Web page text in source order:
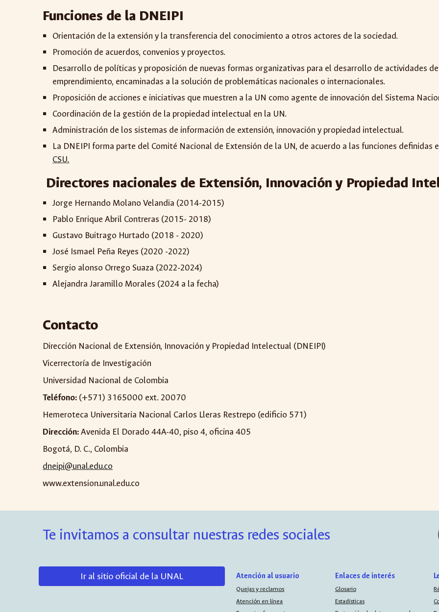
Funciones de la DNEIPI
Orientación de la extensión y la transferencia del conocimiento a otros actores de la sociedad.
Promoción de acuerdos, convenios y proyectos.
Desarrollo de políticas y proposición de nuevas formas organizativas para el desarrollo de actividades
emprendimiento, encaminadas a la solución de problemáticas nacionales o internacionales.
Proposición de acciones e iniciativas que muestren a la UN como agente de innovación del Sistema
Coordinación de la gestión de la propiedad intelectual en la UN.
Administración de los sistemas de información de extensión, innovación y propiedad intelectual.
La DNEIPI forma parte del Comité Nacional de Extensión de la UN, de acuerdo a las funciones
CSU.
Directores nacionales de Extensión, Innovación y Propiedad
Jorge Hernando Molano Velandia (2014-2015)
Pablo Enrique Abril Contreras (2015- 2018)
Gustavo Buitrago Hurtado (2018 - 2020)
José Ismael Peña Reyes (2020 -2022)
Sergio alonso Orrego Suaza (2022-2024)
Alejandra Jaramillo Morales (2024 a la fecha)
Contacto
Dirección Nacional de Extensión, Innovación y Propiedad Intelectual (DNEIPI)
Vicerrectoría de Investigación
Universidad Nacional de Colombia
Teléfono: (+571) 3165000 ext. 20070
Hemeroteca Universitaria Nacional Carlos Lleras Restrepo (edificio 571)
Dirección:Avenida El Dorado 44A-40, piso 4, oficina 405
Bogotá, D. C., Colombia
dneipi@unal.edu.co
www.extension.unal.edu.co
Te invitamos a consultar nuestras redes sociales
Ir al sitio oficial de la UNAL Atención al usuario
Quejas y reclamos
Atención en línea
Enlaces de interés
Glosario
Estadísticas